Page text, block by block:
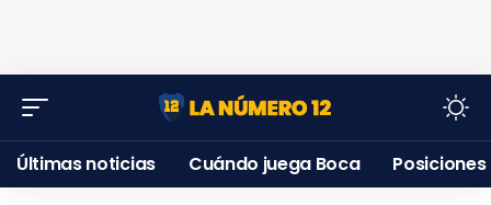
Últimas noticias Cuándo juega Boca Posiciones